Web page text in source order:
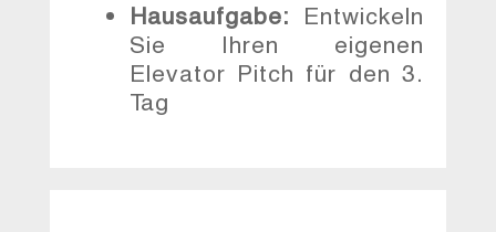
Hausaufgabe: Entwickeln
Sie Ihren eigenen
Elevator Pitch für den 3.
Tag